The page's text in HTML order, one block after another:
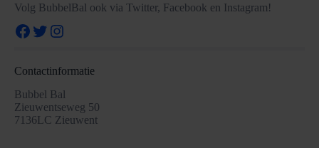
Volg BubbelBal ook via Twitter, Facebook en Instagram!
Facebook
Twitter
Instagram
Contactinformatie
Bubbel Bal
Zieuwentseweg 50
7136LC Zieuwent